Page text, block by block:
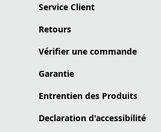
Service Client
Retours
Vérifier une commande
Garantie
Entrentien des Produits
Declaration d'accessibilité